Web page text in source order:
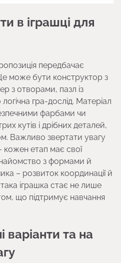
в іграшці для
передбачає
може бути конструктор з
з отворами, пазл із
гра-дослід. Матеріал
фарбами чи
кутів і дрібних деталей,
Важливо звертати увагу
кожен етап має свої
з формами й
– розвиток координації й
іграшка стає не лише
що підтримує навчання
варіанти та на